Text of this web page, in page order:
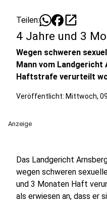
Teilen: open_in_new
4 Jahre und 3
Wegen schweren
Mann vom Landgericht
Haftstrafe verurteilt
Veröffentlicht: Mittwoch,
Anzeige
Das Landgericht
wegen schweren
und 3 Monaten Haft
als erwiesen an, dass er